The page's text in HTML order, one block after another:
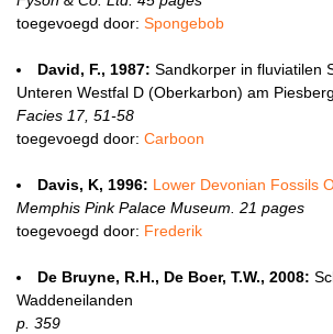
toegevoegd door: Spongebob
David, F., 1987: Sandkorper in fluviatilen
Unteren Westfal D (Oberkarbon) am
Facies 17, 51-58
toegevoegd door: Carboon
Davis, K, 1996: Lower Devonian Fossils
Memphis Pink Palace Museum. 21 pages
toegevoegd door: Frederik
De Bruyne, R.H., De Boer, T.W., 2008:
Waddeneilanden
p. 359